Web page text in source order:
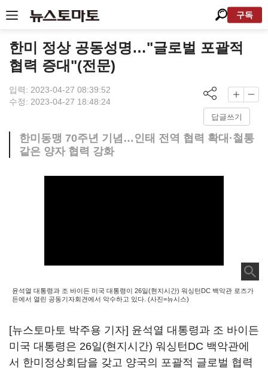
구독
한미 정상 공동성명…"글로벌 포괄적
협력 증대"(전문)
입력: 2023-04-27 08:39:52
수정: 2023-04-27 18:48:24
답글쓰기
한미동맹 70주년 기념…인태 전역 협력 확대·철통
같은 양자 협력 강화
윤석열 대통령과 조 바이든 미국 대통령이 26일(현지시간) 워싱턴DC 백악관 로즈가
든에서 열린 공동기자회견에서 악수하고 있다. (사진=뉴시스)
[뉴스토마토 박주용 기자] 윤석열 대통령과 조 바이든
미국 대통령은 26일(현지시간) 워싱턴DC 백악관에
서 한미정상회담을 갖고 양국의 포괄적 글로벌 협력